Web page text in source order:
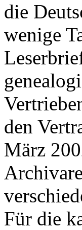
die
wenige
den
März
Für die